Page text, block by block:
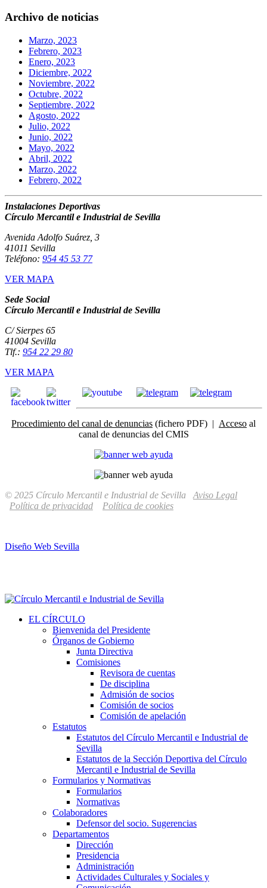
Archivo de noticias
Marzo, 2023
Febrero, 2023
Enero, 2023
Diciembre, 2022
Noviembre, 2022
Octubre, 2022
Septiembre, 2022
Agosto, 2022
Julio, 2022
Junio, 2022
Mayo, 2022
Abril, 2022
Marzo, 2022
Febrero, 2022
Instalaciones Deportivas
Círculo Mercantil e Industrial de Sevilla
Avenida Adolfo Suárez, 3
41011 Sevilla
Teléfono: 954 45 53 77
VER MAPA
Sede Social
Círculo Mercantil e Industrial de Sevilla
C/ Sierpes 65
41004 Sevilla
Tlf.: 954 22 29 80
VER MAPA
Procedimiento del canal de denuncias (fichero PDF) | Acceso al
canal de denuncias del CMIS
© 2025 Círculo Mercantil e Industrial de Sevilla Aviso Legal
Política de privacidad
Política de cookies
Diseño Web Sevilla
EL CÍRCULO
Bienvenida del Presidente
Órganos de Gobierno
Junta Directiva
Comisiones
Revisora de cuentas
De disciplina
Admisión de socios
Comisión de socios
Comisión de apelación
Estatutos
Estatutos del Círculo Mercantil e Industrial de
Sevilla
Estatutos de la Sección Deportiva del Círculo
Mercantil e Industrial de Sevilla
Formularios y Normativas
Formularios
Normativas
Colaboradores
Defensor del socio. Sugerencias
Departamentos
Dirección
Presidencia
Administración
Actividades Culturales y Sociales y